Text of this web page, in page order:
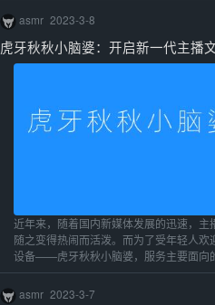
asmr 2023-3-8
虎牙秋秋小脑婆：开启新一代主播
近年来，随着国内新媒体发展的迅速，
随之变得热闹而活泼。而为了受年轻人
设备——虎牙秋秋小脑婆，服务主要面向
asmr 2023-3-7